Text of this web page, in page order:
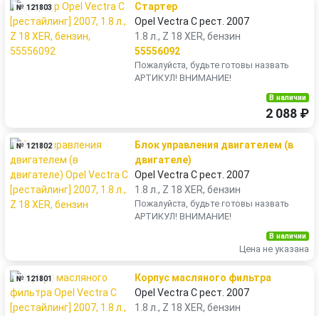
№ 121803
Стартер
Opel Vectra C рест. 2007
1.8 л., Z 18 XER, бензин
55556092
Пожалуйста, будьте готовы назвать
АРТИКУЛ! ВНИМАНИЕ!
В наличии
2 088 ₽
№ 121802
Блок управления двигателем (в
двигателе)
Opel Vectra C рест. 2007
1.8 л., Z 18 XER, бензин
Пожалуйста, будьте готовы назвать
АРТИКУЛ! ВНИМАНИЕ!
В наличии
Цена не указана
№ 121801
Корпус масляного фильтра
Opel Vectra C рест. 2007
1.8 л., Z 18 XER, бензин